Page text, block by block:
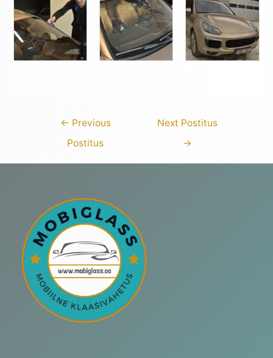
← Previous
Postitus
Next Postitus
→